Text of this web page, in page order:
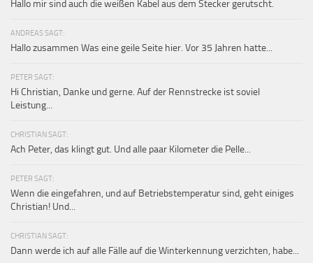
Hallo mir sind auch die weißen Kabel aus dem Stecker gerutscht.
ANDREAS SAGT:
Hallo zusammen Was eine geile Seite hier. Vor 35 Jahren hatte...
PETER SAGT:
Hi Christian, Danke und gerne. Auf der Rennstrecke ist soviel
Leistung...
CHRISTIAN SAGT:
Ach Peter, das klingt gut. Und alle paar Kilometer die Pelle...
PETER SAGT:
Wenn die eingefahren, und auf Betriebstemperatur sind, geht einiges
Christian! Und...
CHRISTIAN SAGT:
Dann werde ich auf alle Fälle auf die Winterkennung verzichten, habe...